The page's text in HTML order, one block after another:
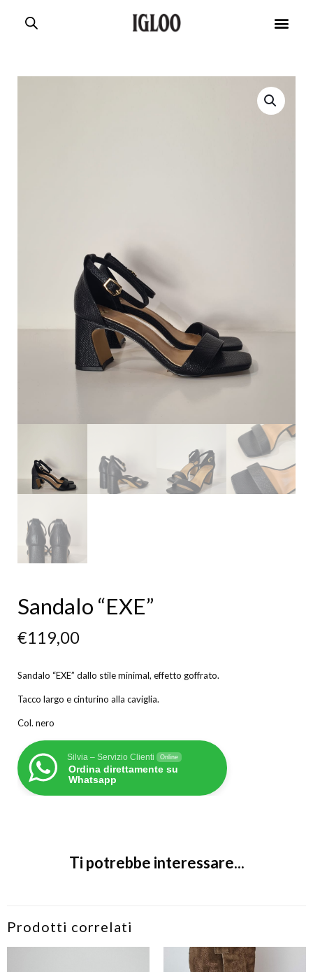
Sandalo “EXE”
€119,00
Sandalo “EXE” dallo stile minimal, effetto goffrato.
Tacco largo e cinturino alla caviglia.
Col. nero
Silvia – Servizio Clienti Online
Ordina direttamente su
Whatsapp
Ti potrebbe interessare...
Prodotti correlati